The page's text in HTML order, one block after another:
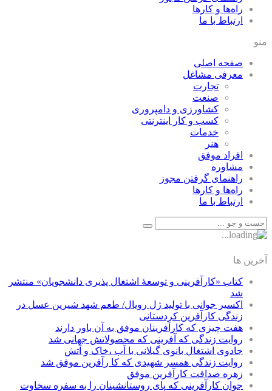
راه‌ها و كارها
ارتباط با ما
منو
صفحه اصلی
معرفی مشاغل
تجارت
صنعت
كشاورزی و دامپروری
كسب و كار اينترنتی
خدمات
هنر
افراد موفق
مشاوره
راهنمای گرفتن مجوز
راه‌ها و كارها
ارتباط با ما
آخرین ها
کتاب «کارآفرینی و توسعۀ اشتغال پذیری دانشجویان» منتشر
شد
اکسیر جوانی با تولید ژل رویال/ طعم شهد شیرین عسل‌ در
زندگی کارآفرین کردستانی
هفت چیزی که کارآفرینان موفق به آن باور دارند
روایت زندگی که آفرینی که محصولاتش جهانی شد
جادوی اشتغال بانوی گیلانی با آب ،خاک و آتش
روایت زندگی همسر شهیدی که کا رآفرین موفق شد
زهره صداقت کارآفرین موفق
جوان کارآفرینی که پای روستانشینان را به سفره سخاوت